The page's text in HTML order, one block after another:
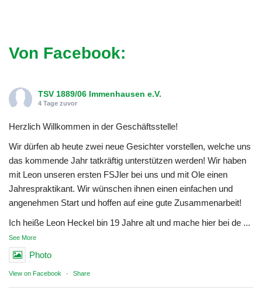
Von Facebook:
TSV 1889/06 Immenhausen e.V.
4 Tage zuvor
Herzlich Willkommen in der Geschäftsstelle!
Wir dürfen ab heute zwei neue Gesichter vorstellen, welche uns
das kommende Jahr tatkräftig unterstützen werden! Wir haben
mit Leon unseren ersten FSJler bei uns und mit Ole einen
Jahrespraktikant. Wir wünschen ihnen einen einfachen und
angenehmen Start und hoffen auf eine gute Zusammenarbeit!
Ich heiße Leon Heckel bin 19 Jahre alt und mache hier bei de ...
See More
Photo
View on Facebook · Share